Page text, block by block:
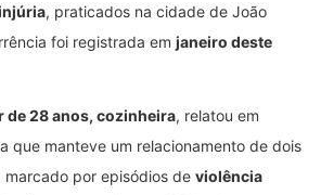
, praticados na cidade de João
foi registrada em janeiro deste
de 28 anos, cozinheira, relatou em
que manteve um relacionamento de dois
marcado por episódios de violência